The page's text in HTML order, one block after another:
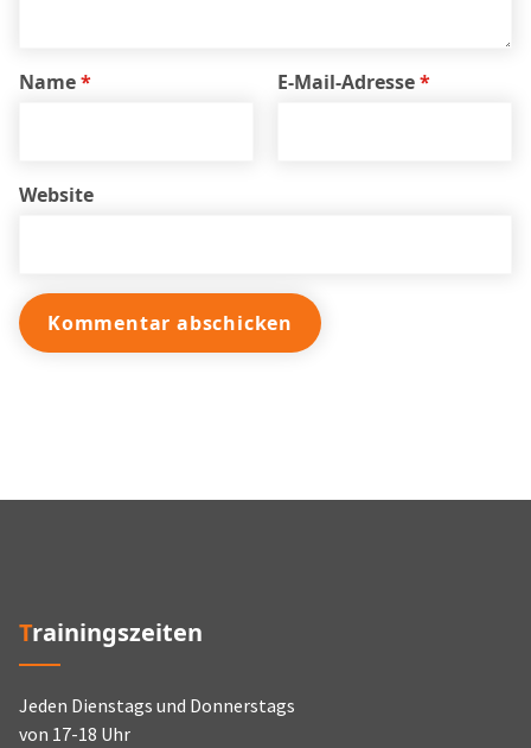
Name* E-Mail-Adresse*
Website
Trainingszeiten
Jeden Dienstags und Donnerstags
von 17-18 Uhr